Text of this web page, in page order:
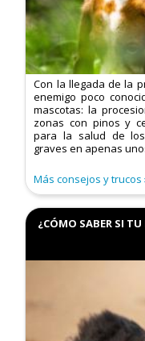
Con la llegada de la
enemigo poco
mascotas: la
zonas con pinos y
para la salud de
graves en apenas
Más consejos y trucos
¿CÓMO SABER SI TU